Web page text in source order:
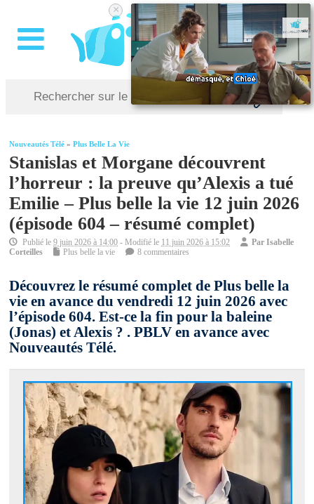
Nouveautés Télé »Plus Belle La Vie
Stanislas et Morgane découvrent
l’horreur : la preuve qu’Alexis a tué
Emilie – Plus belle la vie 12 juin 2026
(épisode 604 – résumé complet)
Publié le9 juin 2026 à 14:00 - Modifié le 11 juin 2026 à 15:02 ParIsabelle
Corteilles
Plus belle la vie 8 commentaires
Découvrez le résumé complet de Plus belle la
vie en avance du vendredi 12 juin 2026 avec
l’épisode 604. Est-ce la fin pour la baleine
(Jonas) et Alexis ? . PBLV en avance avec
Nouveautés Télé.
×